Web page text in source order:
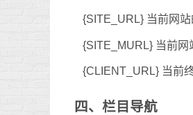
{SITE_URL} 当前网站
{SITE_MURL} 当前网
{CLIENT_URL} 当前
四、栏目导航